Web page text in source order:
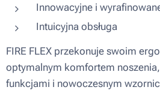
Innowacyjne i
Intuicyjna obsługa
FIRE FLEX przekonuje swoim
optymalnym komfortem
funkcjami i nowoczesnym